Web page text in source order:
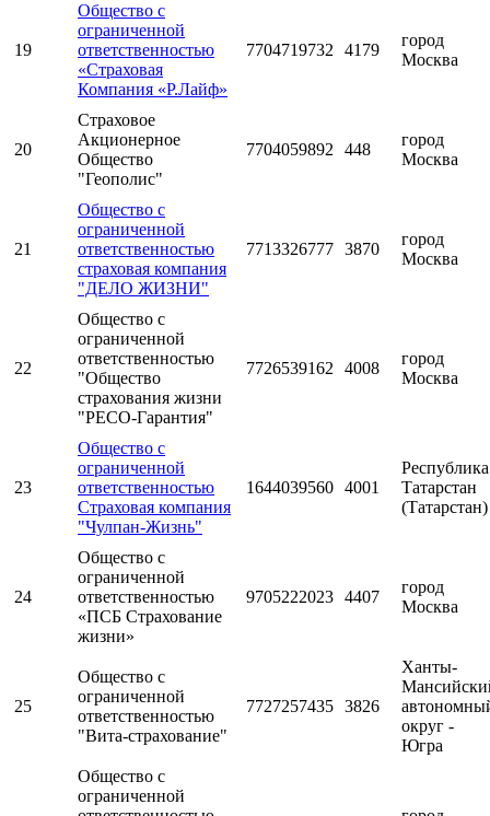
19
Общество с
ограниченной
ответственностью
«Страховая
Компания «Р.Лайф»
7704719732 4179
город
Москва
20
Страховое
Акционерное
Общество
"Геополис"
7704059892 448
город
Москва
21
Общество с
ограниченной
ответственностью
страховая компания
"ДЕЛО ЖИЗНИ"
7713326777 3870
город
Москва
22
Общество с
ограниченной
ответственностью
"Общество
страхования жизни
"РЕСО-Гарантия"
7726539162 4008
город
Москва
23
Общество с
ограниченной
ответственностью
Страховая компания
"Чулпан-Жизнь"
1644039560 4001
Республика
Татарстан
(Татарстан)
24
Общество с
ограниченной
ответственностью
«ПСБ Страхование
жизни»
9705222023 4407
город
Москва
25
Общество с
ограниченной
ответственностью
"Вита-страхование"
7727257435 3826
Ханты-
округ -
Югра
Общество с
ограниченной